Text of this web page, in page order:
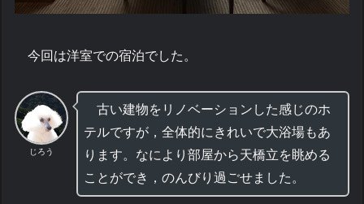
今回は洋室での宿泊でした。
じろう
古い建物をリノベーションした感じのホ
テルですが，全体的にきれいで大浴場もあ
ります。なにより部屋から天橋立を眺める
ことができ，のんびり過ごせました。